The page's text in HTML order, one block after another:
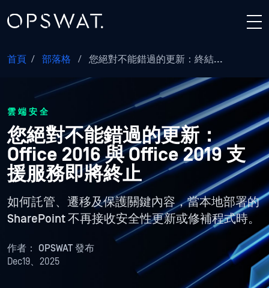
首頁 / 部落格 / 您絕對不能錯過的更新：終結...
雲端安全
您絕對不能錯過的更新：
Office 2016 與 Office 2019 支
援服務即將終止
如何託管、遷移及保護關鍵內容，當本地部署的
SharePoint 不再接收安全性更新或修補程式時。
作者： OPSWAT 發布
Dec19、2025